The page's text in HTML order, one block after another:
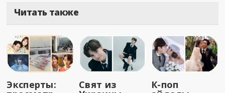
Читать также
Эксперты: Свят из К-поп